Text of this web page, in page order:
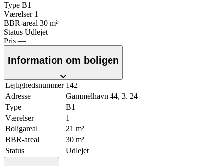
Type B1
Værelser 1
BBR-areal 30 m²
Status Udlejet
Pris —
Information om boligen
Lejlighedsnummer 142
Adresse
Gammelhavn 44, 3. 24
Type
B1
Værelser
1
Boligareal
21 m²
BBR-areal
30 m²
Status
Udlejet